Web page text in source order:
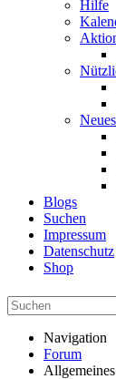
Hilfe
Blogs
Suchen
Impressum
Datenschutz
Shop
Navigation
Forum
Allgemeines